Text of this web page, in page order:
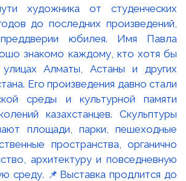
художника от студенческих
до последних произведений,
юбилея. Имя Павла
знакомо каждому, кто хотя бы
Алматы, Астаны и других
Его произведения давно стали
среды и культурной памяти
казахстанцев. Скульптуры
площади, парки, пешеходные
пространства, органично
архитектуру и повседневную
среду. 📌Выставка продлится до